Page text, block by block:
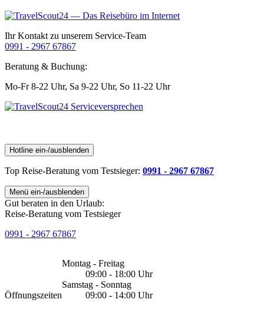
Ihr Kontakt zu unserem Service-Team
0991 - 2967 67867
Beratung & Buchung:
Mo-Fr 8-22 Uhr, Sa 9-22 Uhr, So 11-22 Uhr
Hotline ein-/ausblenden
Top Reise-Beratung vom Testsieger: 0991 - 2967 67867
Menü ein-/ausblenden
Gut beraten in den Urlaub:
Reise-Beratung vom Testsieger
0991 - 2967 67867
Öffnungszeiten
Montag - Freitag
09:00 - 18:00 Uhr
Samstag - Sonntag
09:00 - 14:00 Uhr